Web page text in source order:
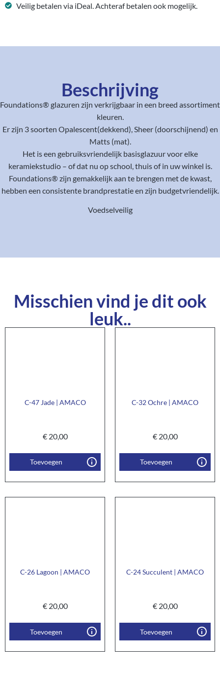
Veilig betalen via iDeal. Achteraf betalen ook mogelijk.
Beschrijving
Foundations® glazuren zijn verkrijgbaar in een breed assortiment
kleuren.
Er zijn 3 soorten Opalescent(dekkend), Sheer (doorschijnend) en
Matts (mat).
Het is een gebruiksvriendelijk basisglazuur voor elke
keramiekstudio – of dat nu op school, thuis of in uw winkel is.
Foundations® zijn gemakkelijk aan te brengen met de kwast,
hebben een consistente brandprestatie en zijn budgetvriendelijk.
Voedselveilig
Misschien vind je dit ook
leuk..
C-47 Jade | AMACO
€20,00
Toevoegen
C-32 Ochre | AMACO
€20,00
Toevoegen
C-26 Lagoon | AMACO
€20,00
Toevoegen
C-24 Succulent | AMACO
€20,00
Toevoegen